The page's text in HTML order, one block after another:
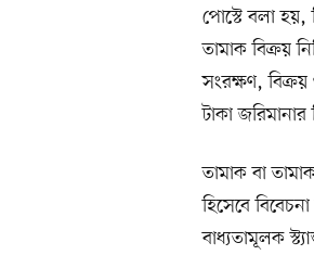
পোস্টে বলা হয়,
তামাক বিক্রয়
সংরক্ষণ,
টাকা জরিমানার
তামাক বা
হিসেবে
বাধ্যতামূলক